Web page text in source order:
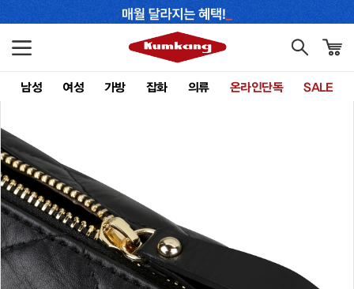
남성 여성 가방 잡화 의류 온라인단독 SALE